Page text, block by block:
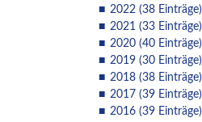
2022 (38 Einträge)
2021 (33 Einträge)
2020 (40 Einträge)
2019 (30 Einträge)
2018 (38 Einträge)
2017 (39 Einträge)
2016 (39 Einträge)